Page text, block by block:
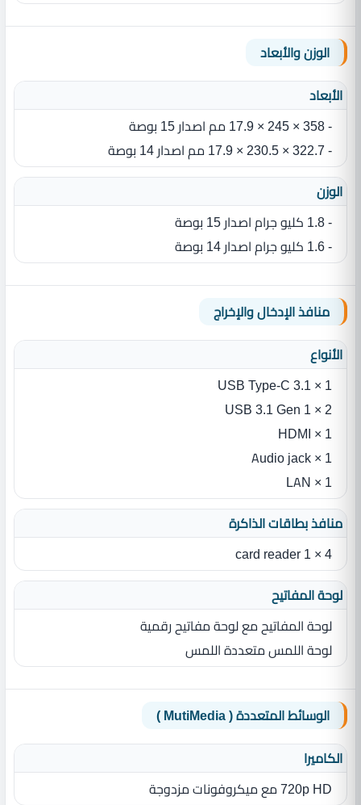
الوزن والأبعاد
الأبعاد
- 358 × 245 × 17.9 مم اصدار 15 بوصة
- 322.7 × 230.5 × 17.9 مم اصدار 14 بوصة
الوزن
- 1.8 كليو جرام اصدار 15 بوصة
- 1.6 كليو جرام اصدار 14 بوصة
منافذ الإدخال والإخراج
الأنواع
1 × USB Type-C 3.1
2 × USB 3.1 Gen 1
1 × HDMI
1 × Audio jack
1 × LAN
منافذ بطاقات الذاكرة
4 × 1 card reader
لوحة المفاتيح
لوحة المفاتيح مع لوحة مفاتيح رقمية
لوحة اللمس متعددة اللمس
الوسائط المتعددة ( MutiMedia )
الكاميرا
720p HD مع ميكروفونات مزدوجة